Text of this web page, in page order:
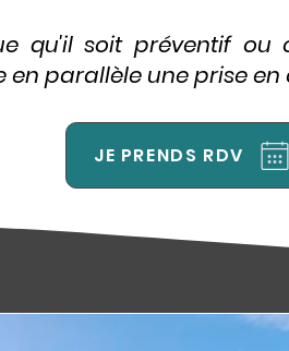
qu'il soit préventif
en parallèle une prise
JE PRENDS RDV